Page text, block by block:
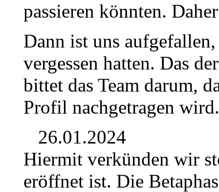
passieren könnten.
Dann ist uns
vergessen hatten. Das
bittet das Team darum,
Profil nachgetragen wird.
26.01.2024
Hiermit verkünden wir
eröffnet ist. Die